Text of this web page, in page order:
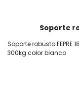
Soporte
Soporte robusto
300kg color blanco